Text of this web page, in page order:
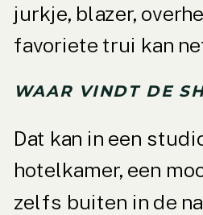
jurkje, blazer,
favoriete trui kan
WAAR VINDT DE
Dat kan in een
hotelkamer, een
zelfs buiten in de